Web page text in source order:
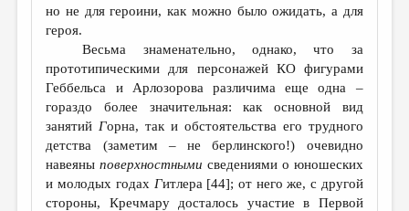
но не для героини, как можно было ожидать, а для
героя.
Весьма знаменательно, однако, что за
прототипическими для персонажей КО фигурами
Геббельса и Арлозорова различима еще одна –
гораздо более значительная: как основной вид
занятий Горна, так и обстоятельства его трудного
детства (заметим – не берлинского!) очевидно
навеяныповерхностными сведениями о юношеских
и молодых годах Гитлера [44]; от него же, с другой
стороны, Кречмару досталось участие в Первой